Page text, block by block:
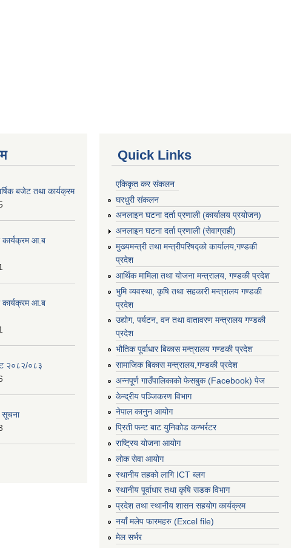
बजेट तथा कार्यक्रम
कार्यक्रम आ.ब
कार्यक्रम आ.ब
२०८२/०८३
सूचना
Quick Links
एकिकृत कर संकलन
घरधुरी संकलन
अनलाइन घटना दर्ता प्रणाली (कार्यालय प्रयोजन)
अनलाइन घटना दर्ता प्रणाली (सेवाग्राही)
मुख्यमन्त्री तथा मन्त्रीपरिषद्को कार्यालय,गण्डकी
प्रदेश
आर्थिक मामिला तथा योजना मन्त्रालय, गण्डकी प्रदेश
भुमि व्यवस्था, कृषि तथा सहकारी मन्त्रालय गण्डकी
प्रदेश
उद्योग, पर्यटन, वन तथा वातावरण मन्त्रालय गण्डकी
प्रदेश
भौतिक पूर्वाधार बिकास मन्त्रालय गण्डकी प्रदेश
सामाजिक बिकास मन्त्रालय,गण्डकी प्रदेश
अन्नपूर्ण गाउँपालिकाको फेसबुक (Facebook) पेज
केन्द्रीय पञ्जिकरण विभाग
नेपाल कानुन आयोग
प्रिती फन्ट बाट युनिकोड कन्भर्रटर
राष्ट्रिय योजना आयोग
लोक सेवा आयोग
स्थानीय तहको लागि ICT ब्लग
स्थानीय पूर्वाधार तथा कृषि सडक विभाग
प्रदेश तथा स्थानीय शासन सहयोग कार्यक्रम
नयाँ मलेप फारमहरु (Excel file)
मेल सर्भर